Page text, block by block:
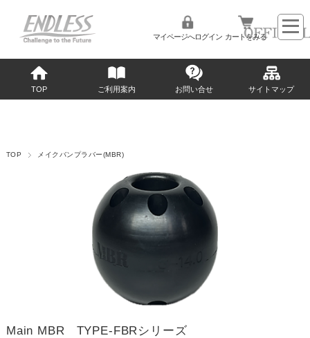
マイページへログイン カートをみる
TOP ご利用案内 お問い合せ サイトマップ
TOP メイクバンプラバー(MBR)
Main MBR TYPE-FBRシリーズ